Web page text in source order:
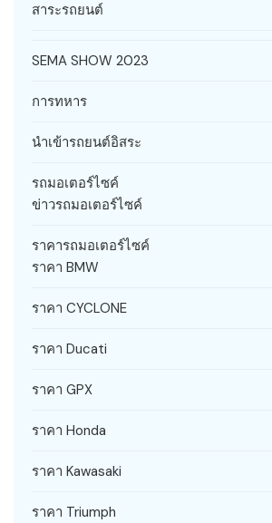
สาระรถยนต์
SEMA SHOW 2023
การทหาร
นำเข้ารถยนต์อิสระ
รถมอเตอร์ไซค์
ข่าวรถมอเตอร์ไซค์
ราคารถมอเตอร์ไซค์
ราคา BMW
ราคา CYCLONE
ราคา Ducati
ราคา GPX
ราคา Honda
ราคา Kawasaki
ราคา Triumph